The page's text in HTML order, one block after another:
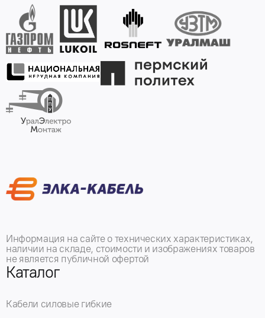
Информация на сайте о технических характеристиках,
наличии на складе, стоимости и изображениях товаров
не является публичной офертой
Каталог
Кабели силовые гибкие